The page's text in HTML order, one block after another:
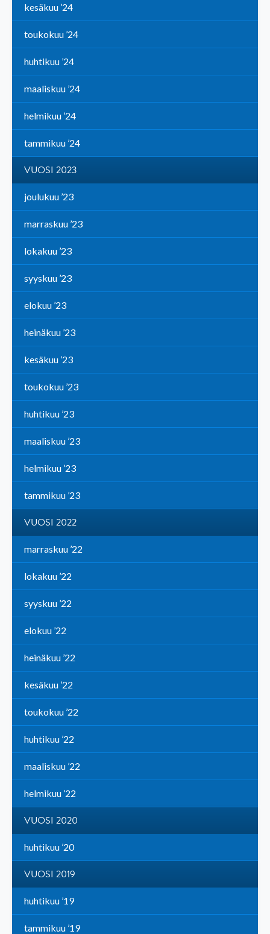
kesäkuu ’24
toukokuu ’24
huhtikuu ’24
maaliskuu ’24
helmikuu ’24
tammikuu ’24
VUOSI 2023
joulukuu ’23
marraskuu ’23
lokakuu ’23
syyskuu ’23
elokuu ’23
heinäkuu ’23
kesäkuu ’23
toukokuu ’23
huhtikuu ’23
maaliskuu ’23
helmikuu ’23
tammikuu ’23
VUOSI 2022
marraskuu ’22
lokakuu ’22
syyskuu ’22
elokuu ’22
heinäkuu ’22
kesäkuu ’22
toukokuu ’22
huhtikuu ’22
maaliskuu ’22
helmikuu ’22
VUOSI 2020
huhtikuu ’20
VUOSI 2019
huhtikuu ’19
tammikuu ’19